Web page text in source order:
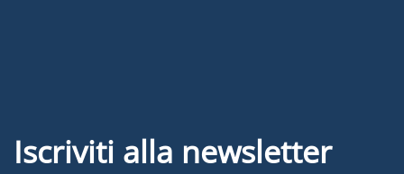
Iscriviti alla newsletter